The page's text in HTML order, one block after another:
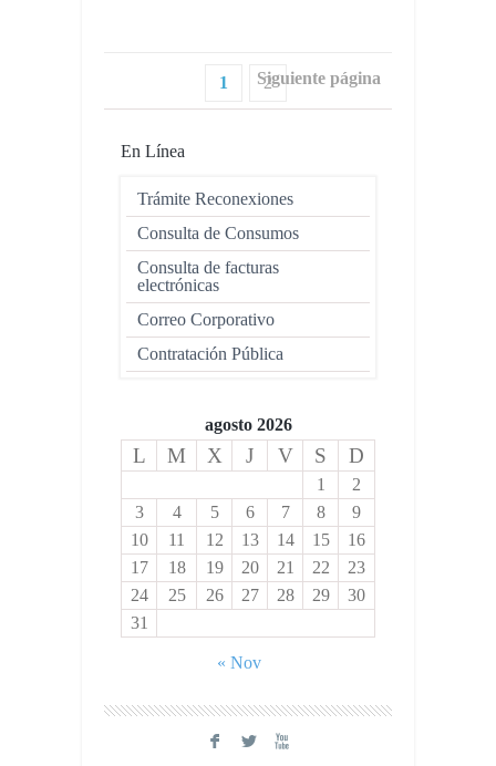
1 2
Siguiente página
En Línea
Trámite Reconexiones
Consulta de Consumos
Consulta de facturas
electrónicas
Correo Corporativo
Contratación Pública
agosto 2026
L M X J V S D
1
2
3
4 5 6 7 8
9
10
11 12 13 14 15
16
17
18 19 20 21 22
23
24
25 26 27 28 29
30
31
« Nov
F L X